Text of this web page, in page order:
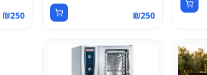
₪250
₪250